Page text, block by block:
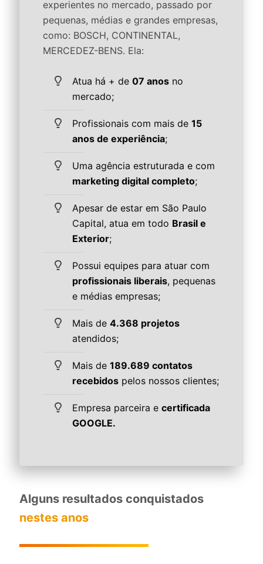
experientes no mercado, passado por
pequenas, médias e grandes empresas,
como: BOSCH, CONTINENTAL,
MERCEDEZ-BENS. Ela:
Atua há + de 07 anos no
mercado;
Profissionais com mais de 15
anos de experiência;
Uma agência estruturada e com
marketing digital completo;
Apesar de estar em São Paulo
Capital, atua em todo Brasil e
Exterior;
Possui equipes para atuar com
profissionais liberais, pequenas
e médias empresas;
Mais de 4.368 projetos
atendidos;
Mais de 189.689 contatos
recebidos pelos nossos clientes;
Empresa parceira e certificada
GOOGLE.
Alguns resultados conquistados
nestes anos